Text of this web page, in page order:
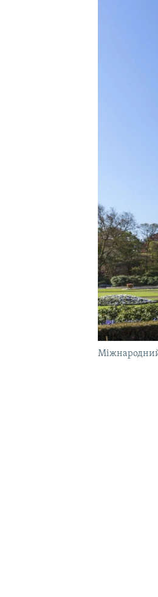
Міжнародний